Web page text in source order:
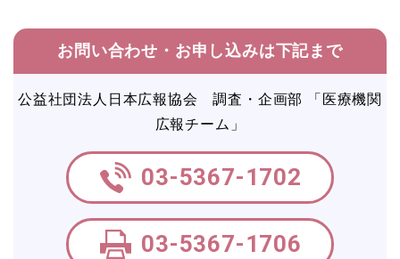
お問い合わせ・お申し込みは下記まで
公益社団法人日本広報協会 調査・企画部 「医療機関
広報チーム」
03-5367-1702
03-5367-1706